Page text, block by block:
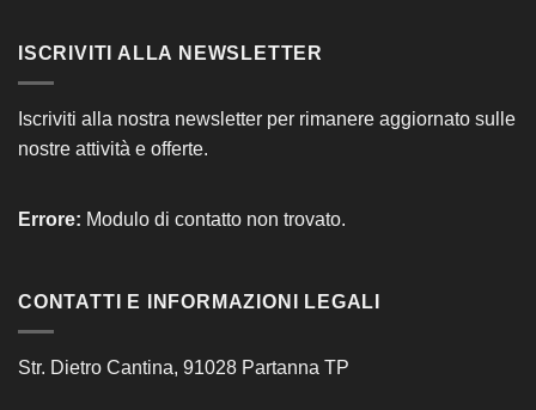
ISCRIVITI ALLA NEWSLETTER
Iscriviti alla nostra newsletter per rimanere aggiornato sulle
nostre attività e offerte.
Errore: Modulo di contatto non trovato.
CONTATTI E INFORMAZIONI LEGALI
Str. Dietro Cantina, 91028 Partanna TP